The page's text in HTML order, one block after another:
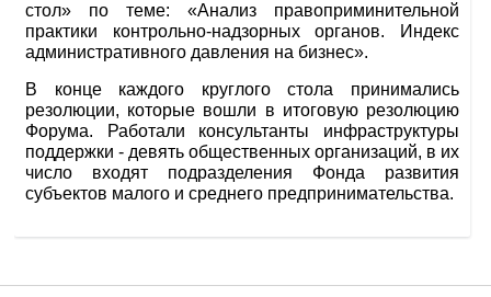
стол» по теме: «Анализ правоприминительной
практики контрольно-надзорных органов. Индекс
административного давления на бизнес».
В конце каждого круглого стола принимались
резолюции, которые вошли в итоговую резолюцию
Форума. Работали консультанты инфраструктуры
поддержки - девять общественных организаций, в их
число входят подразделения Фонда развития
субъектов малого и среднего предпринимательства.